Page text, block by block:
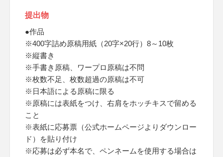
提出物
●作品
※400字詰め原稿用紙（20字×20行）8～10枚
※縦書き
※手書き原稿、ワープロ原稿は不問
※枚数不足、枚数超過の原稿は不可
※日本語による原稿に限る
※原稿には表紙をつけ、右肩をホッチキスで留める
こと
※表紙に応募票（公式ホームページよりダウンロー
ド）を貼り付け
※応募は必ず本名で、ペンネームを使用する場合は